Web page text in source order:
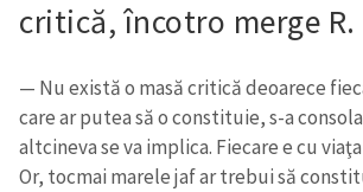
critică, încotro merge R.
— Nu există o masă critică deoarece
care ar putea să o constituie, s-a
altcineva se va implica. Fiecare e cu
Or, tocmai marele jaf ar trebui să